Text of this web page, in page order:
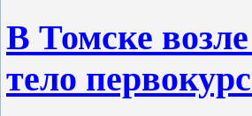
В Томске
тело